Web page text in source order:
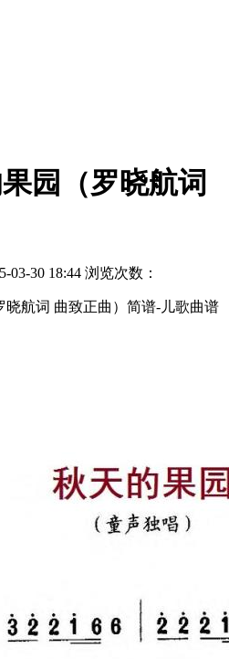
园（罗晓航词
03-30 18:44 浏览次数：
航词 曲致正曲）简谱-儿歌曲谱